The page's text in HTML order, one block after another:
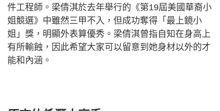
件工程師。梁倩淇於去年舉行的《第19屆美國華裔小
姐競選》中雖然三甲不入，但成功奪得「最上鏡小
姐」獎，明顯外表算優秀。梁倩淇曾指自知在身高上
有所輸蝕，因此希望大家可以留意到她身材以外的才
能和內涵。